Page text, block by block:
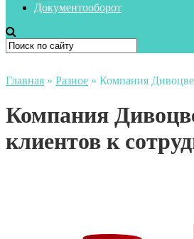
Документооборот
Главная » Разное » Компания
Компания
клиентов к